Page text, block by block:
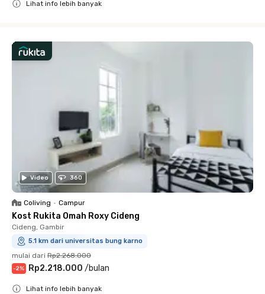
Lihat info lebih banyak
Video 360
Coliving • Campur
Kost Rukita Omah Roxy Cideng
Cideng, Gambir
5.1 km dari universitas bung karno
mulai dari Rp2.268.000
-2% Rp2.218.000 /bulan
Lihat info lebih banyak